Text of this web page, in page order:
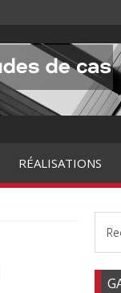
RÉALISATIONS